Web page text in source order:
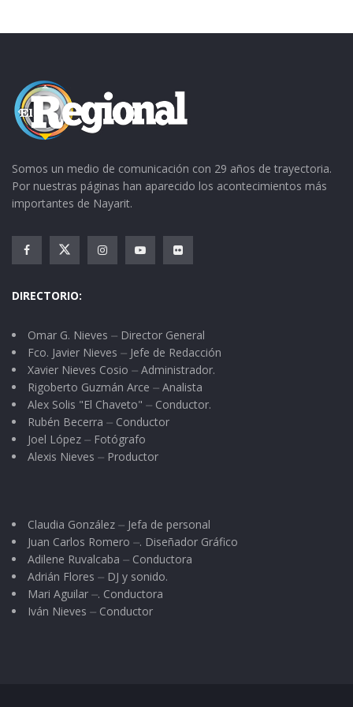
Somos un medio de comunicación con 29 años de trayectoria.
Por nuestras páginas han aparecido los acontecimientos más
importantes de Nayarit.
DIRECTORIO:
Omar G. Nieves ⏤ Director General
Fco. Javier Nieves ⏤ Jefe de Redacción
Xavier Nieves Cosio ⏤ Administrador.
Rigoberto Guzmán Arce ⏤ Analista
Alex Solis "El Chaveto" ⏤ Conductor.
Rubén Becerra ⏤ Conductor
Joel López ⏤ Fotógrafo
Alexis Nieves ⏤ Productor
Claudia González ⏤ Jefa de personal
Juan Carlos Romero ⏤. Diseñador Gráfico
Adilene Ruvalcaba ⏤ Conductora
Adrián Flores ⏤ DJ y sonido.
Mari Aguilar ⏤. Conductora
Iván Nieves ⏤ Conductor